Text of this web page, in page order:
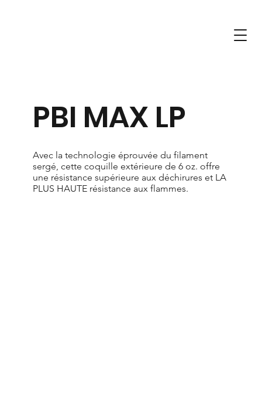
PBI MAX LP
Avec la technologie éprouvée du filament
sergé, cette coquille extérieure de 6 oz. offre
une résistance supérieure aux déchirures et LA
PLUS HAUTE résistance aux flammes.